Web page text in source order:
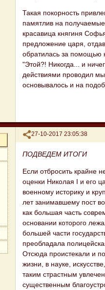
Такая покорность
памятлив на получаемые
красавица княгиня
предложение царя,
обратилась за помощью
"Этой?! Никогда... и
действиями проводил
основывалось и на
Поделиться
27-10-2017 23:05:38
ПОДВЕДЕМ ИТОГИ
Если отбросить крайне
оценки Николая I и его
военному историку и
лет занимавшему пост
как большая часть
основании которого
большей части
преобладала
Отсюда проистекали и
жизни, в науке,
таким страстным
существенным